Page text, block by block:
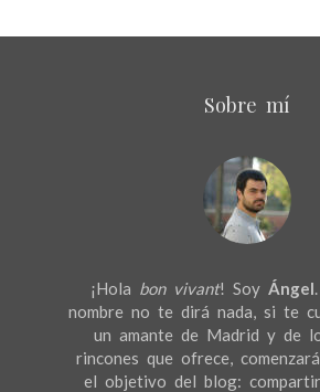
Sobre mí
¡Hola bon vivant! Soy Ángel
nombre no te dirá nada, si te
un amante de Madrid y de
rincones que ofrece,
el objetivo del blog: